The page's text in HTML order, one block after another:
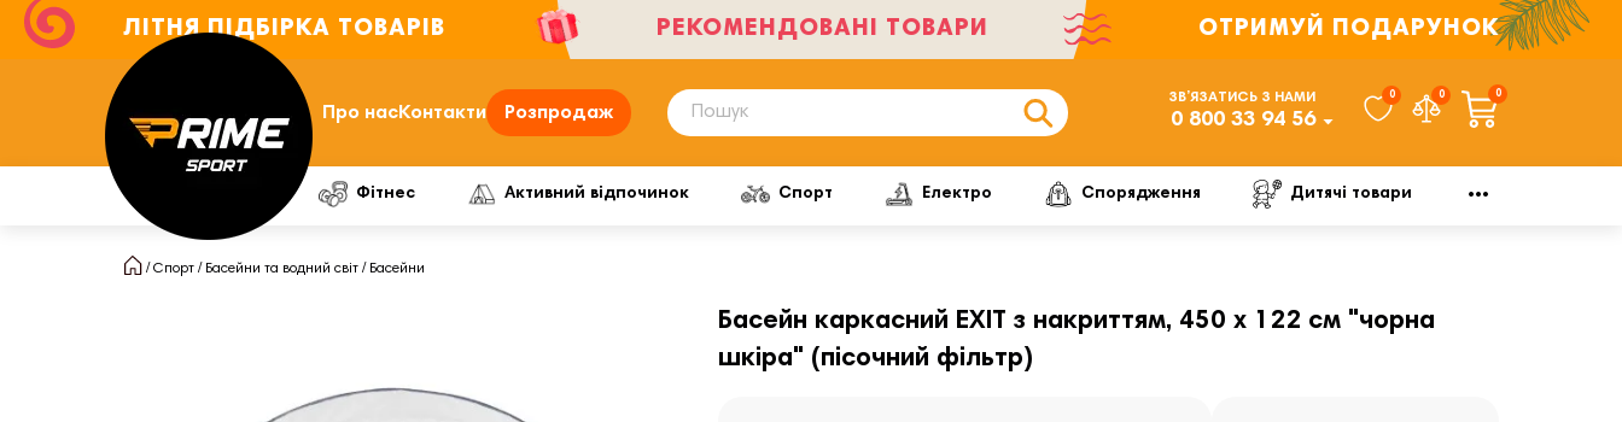
ЛІТНЯ ПІДБІРКА ТОВАРІВ РЕКОМЕНДОВАНІ ТОВАРИ ОТРИМУЙ ПОДАРУНОК
Про насКонтакти Розпродаж
ЗВ’ЯЗАТИСЬ З НАМИ
0 800 33 94 56
0 0 0
Фітнес Активний відпочинок Спорт Електро Спорядження Дитячі товари
Спорт Басейни та водний світ Басейни
Басейн каркасний EXIT з накриттям, 450 х 122 см "чорна
шкіра" (пісочний фільтр)